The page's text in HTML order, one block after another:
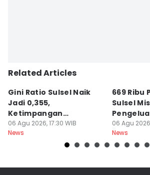
Related Articles
Gini Ratio Sulsel Naik
Jadi 0,355,
Ketimpangan
Perdesaan Meningkat
06 Agu 2026, 17:30 WIB
News
669 Ribu
Sulsel
06 Agu
News